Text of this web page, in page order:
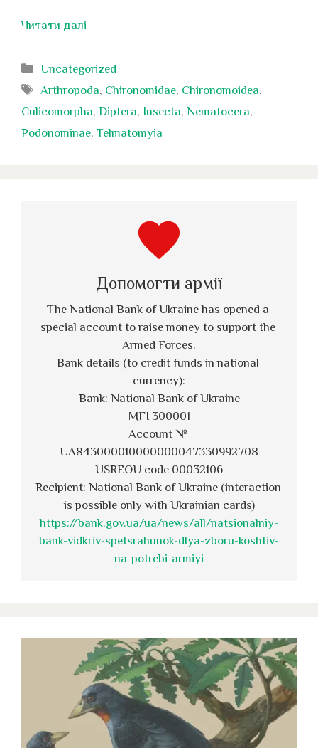
Читати далі
Категорії
Uncategorized
Позначки
Arthropoda, Chironomidae, Chironomoidea,
Culicomorpha, Diptera, Insecta, Nematocera,
Podonominae, Telmatomyia
favorite
Допомогти армії
The National Bank of Ukraine has opened a
special account to raise money to support the
Armed Forces.
Bank details (to credit funds in national
currency):
Bank: National Bank of Ukraine
MFI 300001
Account №
UA843000010000000047330992708
USREOU code 00032106
Recipient: National Bank of Ukraine (interaction
is possible only with Ukrainian cards)
https://bank.gov.ua/ua/news/all/natsionalniy-
bank-vidkriv-spetsrahunok-dlya-zboru-koshtiv-
na-potrebi-armiyi